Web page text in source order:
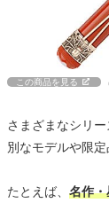
この商品を見る
さまざまなシリ
別なモデルや限
たとえば、 名作